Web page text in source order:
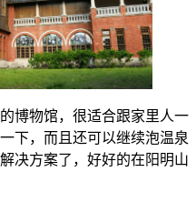
博物馆，很适合跟家里人一
下，而且还可以继续泡温泉
决方案了，好好的在阳明山